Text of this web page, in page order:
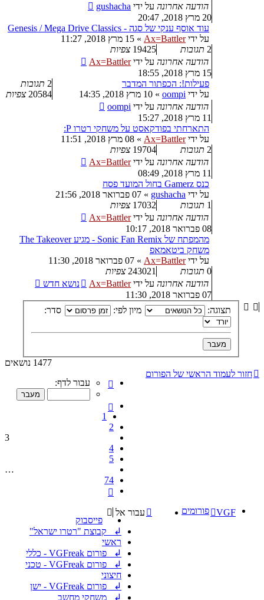
הודעה אחרונה על ידי gushacha
20 מרץ 2018, 20:47
עוד אוסף ענקי של סגה - Genesis / Mega Drive Classics
על ידיAx=Battler
» 15 מרץ 2018, 11:27
2 תגובות 19425 צפיות
הודעה אחרונה על ידיAx=Battler
15 מרץ 2018, 18:55
פעילות!: הכפתור המדבר
על ידי oompi
» 10 מרץ 2018, 14:35
2 תגובות
20584 צפיות
הודעה אחרונה על ידי oompi
11 מרץ 2018, 15:27
התארחתי בפודקאסט על משחקי רטרו P:
על ידיAx=Battler
» 08 מרץ 2018, 11:51
2 תגובות 19704 צפיות
הודעה אחרונה על ידיAx=Battler
11 מרץ 2018, 08:49
כנס Gamerz בחול המועד פסח
על ידי gushacha
» 07 פברואר 2018, 21:56
1 תגובות 17032 צפיות
הודעה אחרונה על ידיAx=Battler
08 פברואר 2018, 10:17
מהמפתח של Sonic Fan Remix - מגיע The Takeover
משחק ביטאמאפ
על ידיAx=Battler
» 07 פברואר 2018, 11:30
0 תגובות 243021 צפיות
הודעה אחרונה על ידיAx=Battler
07 פברואר 2018, 11:30
נושא חדש
תצוגה: מיון לפי: סדר:
1477 נושאים
דף
מתוך
74
עבור לדף:
הקודם
1
2
3
4
5
…
74
הבא
חזור לעמוד הראשי של הפורום
עבור אל
פייסבוק
↲ קבוצת "רטרו ישראל"
ראשי
↲ פורום VGFreak - כללי
↲ פורום VGFreak - טכני
חיצוני
↲ פורום VGFreak - ישן
↲ משחקי מחשב
VGF פורומים